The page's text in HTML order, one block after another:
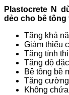
Plastocrete N
dẻo cho bê
Tăng khả
Giảm thiểu
Tăng tính
Tăng độ
Bê tông bề
Tăng
Không